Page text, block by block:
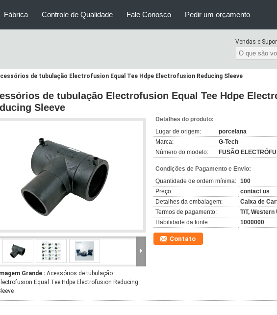
Fábrica Controle de Qualidade Fale Conosco Pedir um orçamento
Vendas e
de tubulação Electrofusion Equal Tee Hdpe Electrofusion Reducing Sleeve
de tubulação Electrofusion Equal Tee Hdpe
Sleeve
Imagem Grande : Acessórios de tubulação
Equal Tee Hdpe Electrofusion Reducing
Detalhes do produto:
Lugar de origem:
porcelana
Marca:
G-Tech
Número do modelo:
FUSÃO
Condições de Pagamento e Envio:
Quantidade de ordem mínima: 100
Preço:
contact us
Detalhes da embalagem:
Caixa de
Termos de pagamento:
T/T, Western
Habilidade da fonte:
1000000
Contato